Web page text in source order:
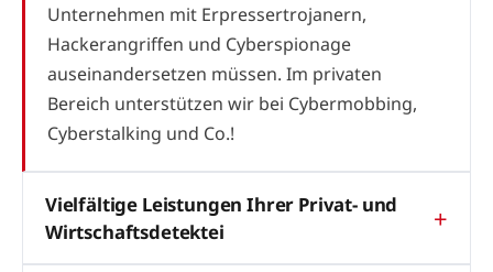
Unternehmen mit Erpressertrojanern,
Hackerangriffen und Cyberspionage
auseinandersetzen müssen. Im privaten
Bereich unterstützen wir bei Cybermobbing,
Cyberstalking und Co.!
Vielfältige Leistungen Ihrer Privat- und
Wirtschaftsdetektei